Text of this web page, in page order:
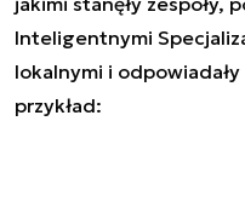
Inteligentnymi
lokalnymi i
przykład: